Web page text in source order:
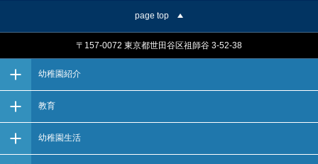
page top
〒157-0072 東京都世田谷区祖師谷 3-52-38
幼稚園紹介
教育
幼稚園生活